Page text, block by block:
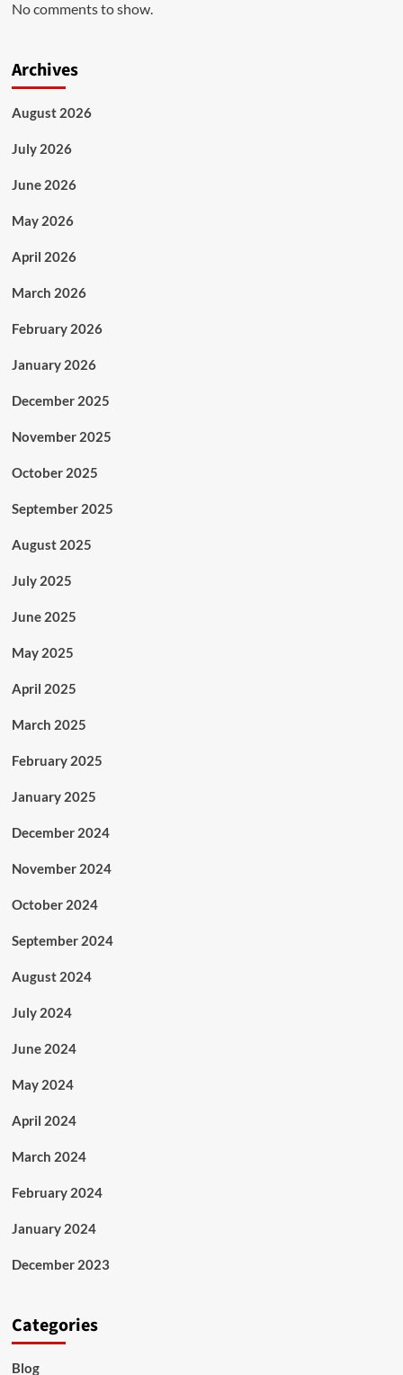
No comments to show.
Archives
August 2026
July 2026
June 2026
May 2026
April 2026
March 2026
February 2026
January 2026
December 2025
November 2025
October 2025
September 2025
August 2025
July 2025
June 2025
May 2025
April 2025
March 2025
February 2025
January 2025
December 2024
November 2024
October 2024
September 2024
August 2024
July 2024
June 2024
May 2024
April 2024
March 2024
February 2024
January 2024
December 2023
Categories
Blog